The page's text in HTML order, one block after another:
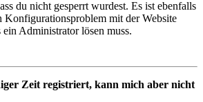
du nicht gesperrt wurdest. Es ist ebenfalls
Konfigurationsproblem mit der Website
Administrator lösen muss.
Zeit registriert, kann mich aber nicht